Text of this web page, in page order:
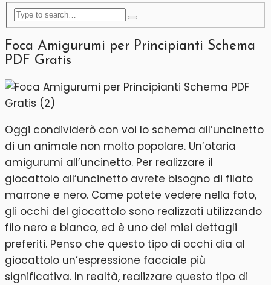
Foca Amigurumi per Principianti Schema
PDF Gratis
Oggi condividerò con voi lo schema all’uncinetto
di un animale non molto popolare. Un’otaria
amigurumi all’uncinetto. Per realizzare il
giocattolo all’uncinetto avrete bisogno di filato
marrone e nero. Come potete vedere nella foto,
gli occhi del giocattolo sono realizzati utilizzando
filo nero e bianco, ed è uno dei miei dettagli
preferiti. Penso che questo tipo di occhi dia al
giocattolo un’espressione facciale più
significativa. In realtà, realizzare questo tipo di